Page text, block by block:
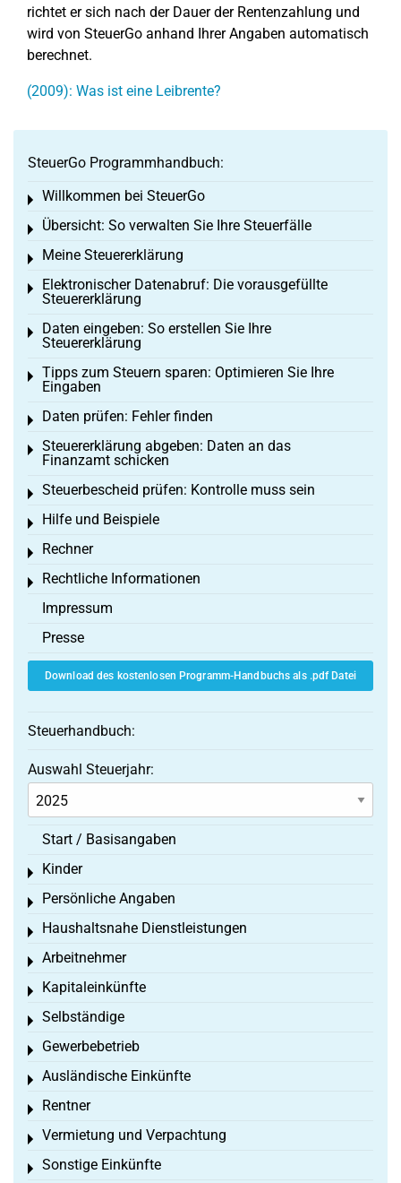
richtet er sich nach der Dauer der Rentenzahlung und
wird von SteuerGo anhand Ihrer Angaben automatisch
berechnet.
(2009): Was ist eine Leibrente?
SteuerGo Programmhandbuch:
Willkommen bei SteuerGo
Toggle menu
Übersicht: So verwalten Sie Ihre Steuerfälle
Toggle menu
Meine Steuererklärung
Toggle menu
Elektronischer Datenabruf: Die vorausgefüllte
Steuererklärung
Toggle menu
Daten eingeben: So erstellen Sie Ihre
Steuererklärung
Toggle menu
Tipps zum Steuern sparen: Optimieren Sie Ihre
Eingaben
Toggle menu
Daten prüfen: Fehler finden
Toggle menu
Steuererklärung abgeben: Daten an das
Finanzamt schicken
Toggle menu
Steuerbescheid prüfen: Kontrolle muss sein
Toggle menu
Hilfe und Beispiele
Toggle menu
Rechner
Toggle menu
Rechtliche Informationen
Toggle menu
Impressum
Presse
Download des kostenlosen Programm-Handbuchs als .pdf Datei
Steuerhandbuch:
Auswahl Steuerjahr:
Start / Basisangaben
Kinder
Toggle menu
Persönliche Angaben
Toggle menu
Haushaltsnahe Dienstleistungen
Toggle menu
Arbeitnehmer
Toggle menu
Kapitaleinkünfte
Toggle menu
Selbständige
Toggle menu
Gewerbebetrieb
Toggle menu
Ausländische Einkünfte
Toggle menu
Rentner
Toggle menu
Vermietung und Verpachtung
Toggle menu
Sonstige Einkünfte
Toggle menu